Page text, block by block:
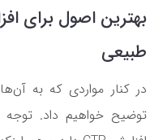
بهترین اصول برای
طبیعی
در کنار مواردی که به
توضیح خواهیم داد.